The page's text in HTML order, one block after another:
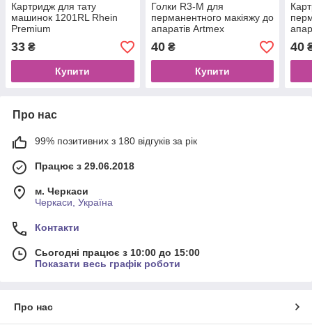
Картридж для тату
машинок 1201RL Rhein
Premium
33 ₴
Купити
Голки R3-M для
перманентного макіяжу до
апаратів Artmex
40₴
Купити
40
Про нас
99% позитивних з 180 відгуків за рік
Працює з 29.06.2018
м. Черкаси
Черкаси, Україна
Контакти
Сьогодні працює з 10:00 до 15:00
Показати весь графік роботи
Про нас